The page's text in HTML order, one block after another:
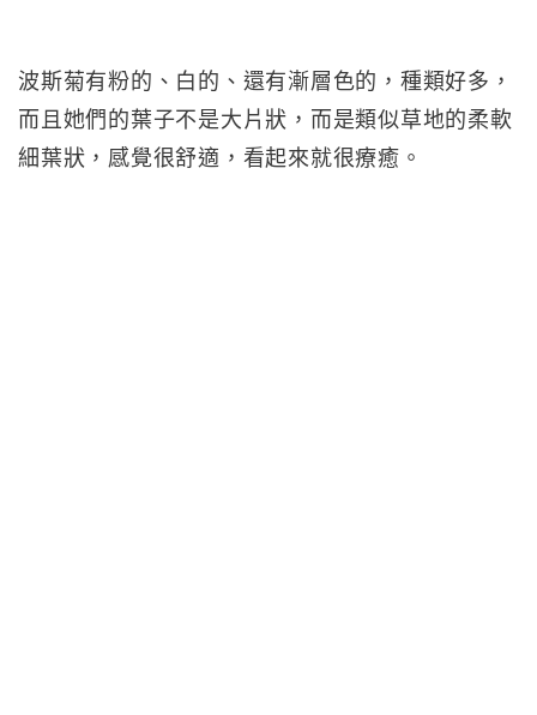
波斯菊有粉的、白的、還有漸層色的，種類好多，
而且她們的葉子不是大片狀，而是類似草地的柔軟
細葉狀，感覺很舒適，看起來就很療癒。